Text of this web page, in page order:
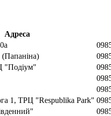
Адреса
"Подіум"
1, ТРЦ "Respublika Park"